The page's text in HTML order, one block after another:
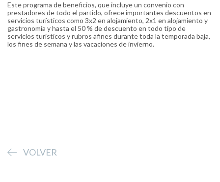
Este programa de beneficios, que incluye un convenio con
prestadores de todo el partido, ofrece importantes descuentos en
servicios turísticos como 3x2 en alojamiento, 2x1 en alojamiento y
gastronomía y hasta el 50 % de descuento en todo tipo de
servicios turísticos y rubros afines durante toda la temporada baja,
los fines de semana y las vacaciones de invierno.
VOLVER